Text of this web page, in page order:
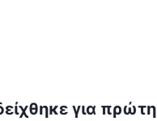
για πρώτη